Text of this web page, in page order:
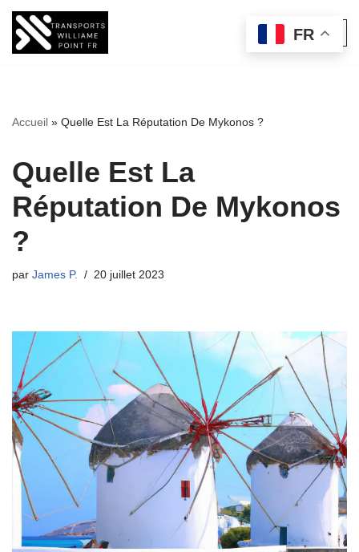
Aller
Accueil » Quelle Est La Réputation De Mykonos ?
Quelle Est La
Réputation De Mykonos
?
par James P. 20 juillet 2023
FR